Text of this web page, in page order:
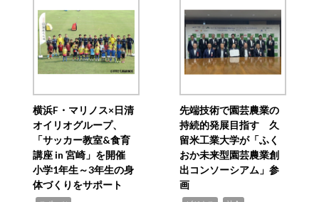
横浜F・マリノス×日清
オイリオグループ、
「サッカー教室&食育
講座 in 宮崎」を開催
小学1年生～3年生の身
体づくりをサポート
先端技術で園芸農業の
持続的発展目指す 久
留米工業大学が「ふく
おか未来型園芸農業創
出コンソーシアム」参
画